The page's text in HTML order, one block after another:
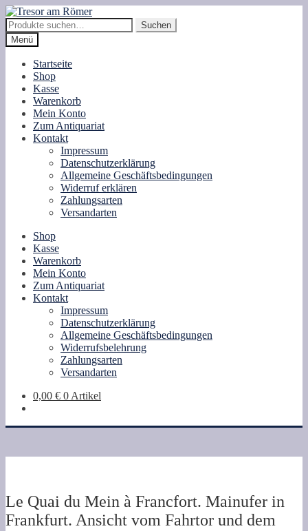
Zur
Navigation
springen
Zum
Inhalt
springen
Suche
nach:
Suchen
Menü
Startseite
Shop
Kasse
Warenkorb
Mein Konto
Zum Antiquariat
Kontakt
Impressum
Datenschutzerklärung
Allgemeine Geschäftsbedingungen
Widerruf erklären
Zahlungsarten
Versandarten
Shop
Kasse
Warenkorb
Mein Konto
Zum Antiquariat
Kontakt
Impressum
Datenschutzerklärung
Allgemeine Geschäftsbedingungen
Widerrufsbelehrung
Zahlungsarten
Versandarten
0,00 € 0 Artikel
Le Quai du Mein à Francfort. Mainufer in
Frankfurt. Ansicht vom Fahrtor und dem